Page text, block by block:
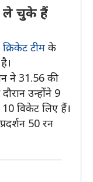
ले चुके हैं
टीम के
ने 31.56 की
उन्होंने 9
विकेट लिए हैं।
50 रन